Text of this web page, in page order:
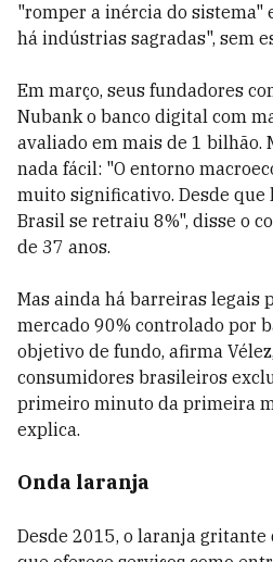
"romper a inércia do sistema"
há indústrias sagradas", sem
Em março, seus fundadores
Nubank o banco digital com
avaliado em mais de 1 bilhão.
nada fácil: "O entorno
muito significativo. Desde que
Brasil se retraiu 8%", disse o
de 37 anos.
Mas ainda há barreiras legais
mercado 90% controlado por
objetivo de fundo, afirma
consumidores brasileiros
primeiro minuto da primeira
explica.
Onda laranja
Desde 2015, o laranja gritante